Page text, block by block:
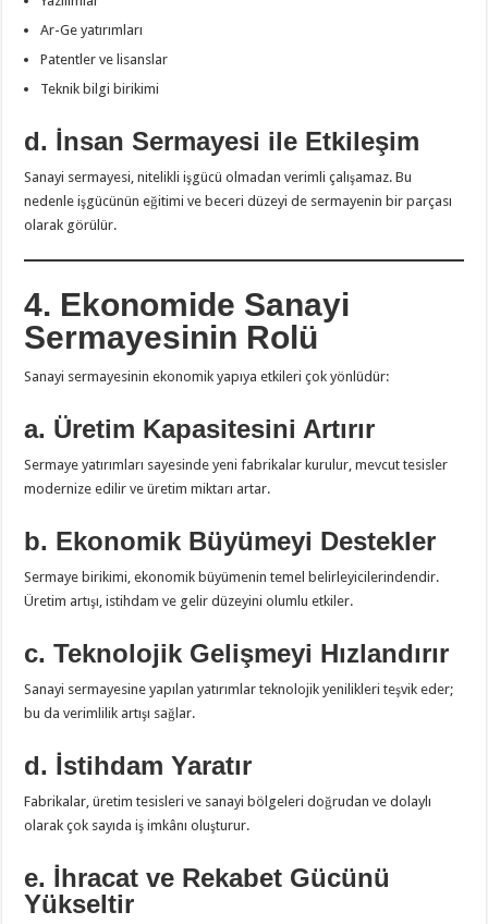
Ar-Ge yatırımları
Patentler ve lisanslar
Teknik bilgi birikimi
d. İnsan Sermayesi ile Etkileşim
Sanayi sermayesi, nitelikli işgücü olmadan verimli çalışamaz. Bu
nedenle işgücünün eğitimi ve beceri düzeyi de sermayenin bir parçası
olarak görülür.
4. Ekonomide Sanayi
Sermayesinin Rolü
Sanayi sermayesinin ekonomik yapıya etkileri çok yönlüdür:
a. Üretim Kapasitesini Artırır
Sermaye yatırımları sayesinde yeni fabrikalar kurulur, mevcut tesisler
modernize edilir ve üretim miktarı artar.
b. Ekonomik Büyümeyi Destekler
Sermaye birikimi, ekonomik büyümenin temel belirleyicilerindendir.
Üretim artışı, istihdam ve gelir düzeyini olumlu etkiler.
c. Teknolojik Gelişmeyi Hızlandırır
Sanayi sermayesine yapılan yatırımlar teknolojik yenilikleri teşvik eder;
bu da verimlilik artışı sağlar.
d. İstihdam Yaratır
Fabrikalar, üretim tesisleri ve sanayi bölgeleri doğrudan ve dolaylı
olarak çok sayıda iş imkânı oluşturur.
e. İhracat ve Rekabet Gücünü
Yükseltir